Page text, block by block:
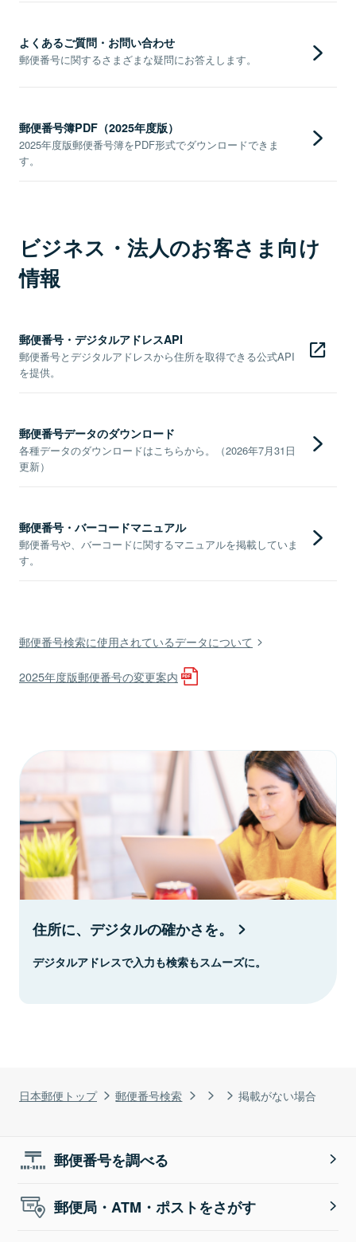
日本郵便トップ 郵便番号検索 掲載がない場合
よくあるご質問・お問い合わせ
郵便番号に関するさまざまな疑問にお答えします。
郵便番号簿PDF（2025年度版）
2025年度版郵便番号簿をPDF形式でダウンロードできま
す。
ビジネス・法人のお客さま向け
情報
郵便番号・デジタルアドレスAPI
郵便番号とデジタルアドレスから住所を取得できる公式API
を提供。
郵便番号データのダウンロード
各種データのダウンロードはこちらから。（2026年7月31日
更新）
郵便番号・バーコードマニュアル
郵便番号や、バーコードに関するマニュアルを掲載していま
す。
郵便番号検索に使用されているデータについて
2025年度版郵便番号の変更案内
住所に、デジタルの確かさを。
デジタルアドレスで入力も検索もスムーズに。
郵便番号を調べる
郵便局・ATM・ポストをさがす